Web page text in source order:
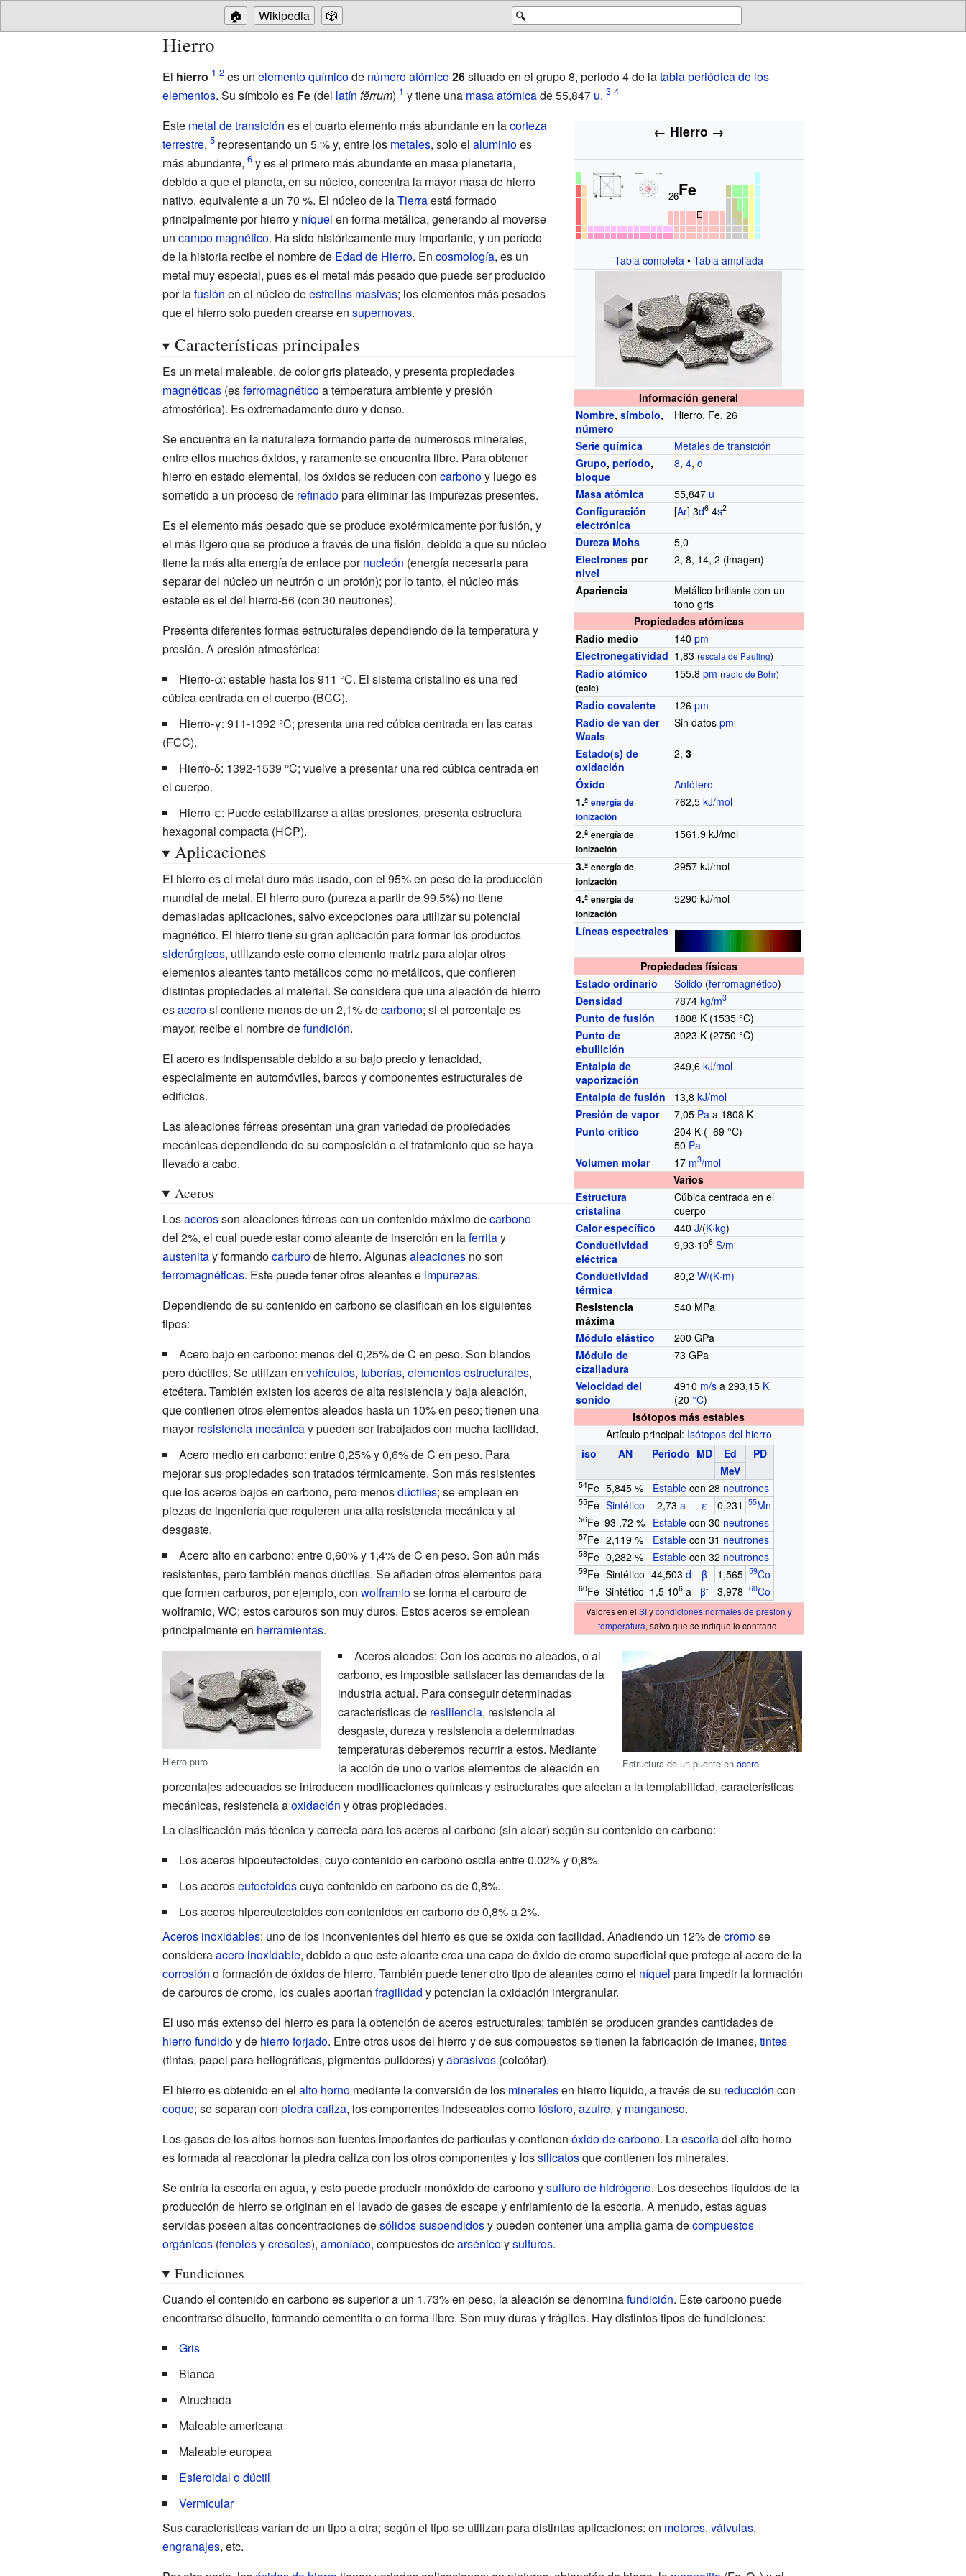
🔍
🏠 Wikipedia 🎲
Hierro
El hierro es un elemento químicode número atómico26situado en el grupo 8, periodo 4 de latabla periódica de los
elementos. Su símbolo es Fe(del latín fĕrrum) y tiene una masa atómicade 55,847 u.
← Hierro →
26Fe
Tabla completa • Tabla ampliada
Información general
Nombre,símbolo,
número
Hierro, Fe, 26
Serie química
Metales de transición
Grupo,período,
bloque
8,4,d
Masa atómica 55,847 u
Configuración
electrónica
[Ar] 3d6 4s2
Dureza Mohs
5,0
Electrones por
nivel
2, 8, 14, 2 (imagen)
Apariencia
Metálico brillante con un
tono gris
Propiedades atómicas
Radio medio
140 pm
Electronegatividad 1,83(escala de Pauling)
Radio atómico
(calc)
155.8 pm (radio de Bohr)
Radio covalente 126 pm
Radio de van der
Waals
Sin datos pm
Estado(s) de
oxidación
2,3
Óxido
Anfótero
1.ªenergía de
ionización
762,5 kJ/mol
2.ªenergía de
ionización
1561,9 kJ/mol
3.ªenergía de
ionización
2957 kJ/mol
4.ªenergía de
ionización
5290 kJ/mol
Líneas espectrales
Propiedades físicas
Estado ordinario
Sólido (ferromagnético)
Densidad
7874 kg/m3
Punto de fusión 1808 K (1535 °C)
Punto de
ebullición
3023 K (2750 °C)
Entalpía de
vaporización
349,6 kJ/mol
Entalpía de fusión 13,8 kJ/mol
Presión de vapor
7,05 Pa a 1808 K
Punto crítico
204 K (−69 °C)
50 Pa
Volumen molar
17 m3/mol
Varios
Estructura
cristalina
Cúbica centrada en el
cuerpo
Calor específico
440 J/(K·kg)
Conductividad
eléctrica
9,93·106 S/m
Conductividad
térmica
80,2 W/(K·m)
Resistencia
máxima
540 MPa
Módulo elástico 200 GPa
Módulo de
cizalladura
73 GPa
Velocidad del
sonido
4910 m/s a 293,15 K
(20 °C)
Isótopos más estables
Artículo principal: Isótopos del hierro
iso
AN Periodo MD Ed
PD
MeV
54Fe 5,845 % Estable con 28 neutrones
55Fe Sintético 2,73 a ε 0,231 55Mn
56Fe 93 ,72 % Estable con 30 neutrones
57Fe 2,119 % Estable con 31 neutrones
58Fe 0,282 % Estable con 32 neutrones
59Fe Sintético 44,503 d β 1,565 59Co
60Fe Sintético 1,5·106 a β- 3,978 60Co
Valores en el SIycondiciones normales de presión y
temperatura, salvo que se indique lo contrario.
Estructura de un puente enacero
Este metal de transición es el cuarto elemento más abundante en lacorteza
terrestre, representando un 5% y, entre los metales, solo el aluminioes
más abundante, y es el primero más abundante en masa planetaria,
debido a que el planeta, en su núcleo, concentra la mayor masa de hierro
nativo, equivalente a un 70 %. El núcleo de laTierraestá formado
principalmente por hierro y níquel en forma metálica, generando al moverse
un campo magnético. Ha sido históricamente muy importante, y un período
de la historia recibe el nombre de Edad de Hierro. En cosmología, es un
metal muy especial, pues es el metal más pesado que puede ser producido
por lafusión en el núcleo deestrellas masivas; los elementos más pesados
que el hierro solo pueden crearse en supernovas.
Características principales
Hierro puro
Es un metal maleable, de color gris plateado, y presenta propiedades
magnéticas(esferromagnéticoa temperatura ambiente y presión
atmosférica). Es extremadamente duro y denso.
Se encuentra en la naturaleza formando parte de numerosos minerales,
entre ellos muchos óxidos, y raramente se encuentra libre. Para obtener
hierro en estado elemental, los óxidos se reducen con carbonoy luego es
sometido a un proceso de refinadopara eliminar las impurezas presentes.
Es el elemento más pesado que se produce exotérmicamente por fusión, y
el más ligero que se produce a través de una fisión, debido a que su núcleo
tiene la más alta energía de enlace pornucleón (energía necesaria para
separar del núcleo un neutrón o un protón); por lo tanto, el núcleo más
estable es el del hierro-56 (con 30 neutrones).
Presenta diferentes formas estructurales dependiendo de la temperatura y
presión. A presión atmosférica:
Hierro-α: estable hasta los 911 °C. El sistema cristalino es una red
cúbica centrada en el cuerpo (BCC).
Hierro-γ: 911-1392 °C; presenta una red cúbica centrada en las caras
(FCC).
Hierro-δ: 1392-1539 °C; vuelve a presentar una red cúbica centrada en
el cuerpo.
Hierro-ε: Puede estabilizarse a altas presiones, presenta estructura
hexagonal compacta (HCP).
Aplicaciones
El hierro es el metal duro más usado, con el 95% en peso de la producción
mundial de metal. El hierro puro (pureza a partir de 99,5%) no tiene
demasiadas aplicaciones, salvo excepciones para utilizar su potencial
magnético. El hierro tiene su gran aplicación para formar los productos
siderúrgicos, utilizando este como elemento matriz para alojar otros
elementos aleantes tanto metálicos como no metálicos, que confieren
distintas propiedades al material. Se considera que una aleación de hierro
esacerosi contiene menos de un 2,1% decarbono; si el porcentaje es
mayor, recibe el nombre defundición.
El acero es indispensable debido a su bajo precio y tenacidad,
especialmente en automóviles, barcos y componentes estructurales de
edificios.
Las aleaciones férreas presentan una gran variedad de propiedades
mecánicas dependiendo de su composición o el tratamiento que se haya
llevado a cabo.
Aceros
Losacerosson aleaciones férreas con un contenido máximo decarbono
del 2%, el cual puede estar como aleante de inserción en laferritay
austenitay formandocarburode hierro. Algunasaleacionesno son
ferromagnéticas. Este puede tener otros aleantes e impurezas.
Dependiendo de su contenido en carbono se clasifican en los siguientes
tipos:
Acero bajo en carbono: menos del 0,25% de C en peso. Son blandos
pero dúctiles. Se utilizan en vehículos, tuberías, elementos estructurales,
etcétera. También existen los aceros de alta resistencia y baja aleación,
que contienen otros elementos aleados hasta un 10% en peso; tienen una
mayorresistencia mecánicay pueden ser trabajados con mucha facilidad.
Acero medio en carbono: entre 0,25% y 0,6% de C en peso. Para
mejorar sus propiedades son tratados térmicamente. Son más resistentes
que los aceros bajos en carbono, pero menosdúctiles; se emplean en
piezas de ingeniería que requieren una alta resistencia mecánica y al
desgaste.
Acero alto en carbono: entre 0,60% y 1,4% de C en peso. Son aún más
resistentes, pero también menos dúctiles. Se añaden otros elementos para
que formen carburos, por ejemplo, con wolframiose forma el carburo de
wolframio, WC; estos carburos son muy duros. Estos aceros se emplean
principalmente en herramientas.
Aceros aleados: Con los aceros no aleados, o al
carbono, es imposible satisfacer las demandas de la
industria actual. Para conseguir determinadas
características de resiliencia, resistencia al
desgaste, dureza y resistencia a determinadas
temperaturas deberemos recurrir a estos. Mediante
la acción de uno o varios elementos de aleación en
porcentajes adecuados se introducen modificaciones químicas y estructurales que afectan a la templabilidad, características
mecánicas, resistencia aoxidación y otras propiedades.
La clasificación más técnica y correcta para los aceros al carbono (sin alear) según su contenido en carbono:
Los aceros hipoeutectoides, cuyo contenido en carbono oscila entre 0.02% y 0,8%.
Los aceroseutectoidescuyo contenido en carbono es de 0,8%.
Los aceros hipereutectoides con contenidos en carbono de 0,8% a 2%.
Aceros inoxidables: uno de los inconvenientes del hierro es que se oxida con facilidad. Añadiendo un 12% decromose
consideraacero inoxidable, debido a que este aleante crea una capa de óxido de cromo superficial que protege al acero de la
corrosión o formación de óxidos de hierro. También puede tener otro tipo de aleantes como el níquel para impedir la formación
de carburos de cromo, los cuales aportan fragilidad y potencian la oxidación intergranular.
El uso más extenso del hierro es para la obtención de aceros estructurales; también se producen grandes cantidades de
hierro fundidoy de hierro forjado. Entre otros usos del hierro y de sus compuestos se tienen la fabricación de imanes, tintes
(tintas, papel para heliográficas, pigmentos pulidores) yabrasivos(colcótar).
El hierro es obtenido en el alto hornomediante la conversión de los mineralesen hierro líquido, a través de su reducción con
coque; se separan con piedra caliza, los componentes indeseables comofósforo, azufre, y manganeso.
Los gases de los altos hornos son fuentes importantes de partículas y contienen óxido de carbono. Laescoriadel alto horno
es formada al reaccionar la piedra caliza con los otros componentes y lossilicatosque contienen los minerales.
Se enfría la escoria en agua, y esto puede producir monóxido de carbono ysulfuro de hidrógeno. Los desechos líquidos de la
producción de hierro se originan en el lavado de gases de escape y enfriamiento de la escoria. A menudo, estas aguas
servidas poseen altas concentraciones desólidossuspendidosy pueden contener una amplia gama decompuestos
orgánicos(fenolesycresoles), amoníaco, compuestos dearsénicoysulfuros.
Fundiciones
Cuando el contenido en carbono es superior a un 1.73% en peso, la aleación se denominafundición. Este carbono puede
encontrarse disuelto, formando cementita o en forma libre. Son muy duras y frágiles. Hay distintos tipos de fundiciones:
Gris
Blanca
Atruchada
Maleable americana
Maleable europea
Esferoidal o dúctil
Vermicular
Sus características varían de un tipo a otra; según el tipo se utilizan para distintas aplicaciones: en motores, válvulas,
engranajes, etc.